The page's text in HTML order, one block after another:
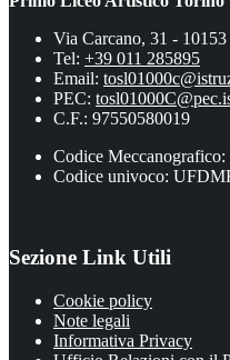
Via Carcano, 31 -
Tel: +39 011 285895
Email:
PEC:
C.F.: 97550580019
Codice
Codice univoco:
Sezione Link Utili
Cookie policy
Note legali
Informativa Privacy